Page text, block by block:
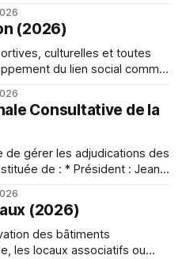
(2026)
culturelles et toutes
du lien social comme
Joanne Régnier (Conseillère),
Claudine Sabatier
Consultative de la
de gérer les adjudications des
son
(2026)
des bâtiments
les locaux associatifs ou